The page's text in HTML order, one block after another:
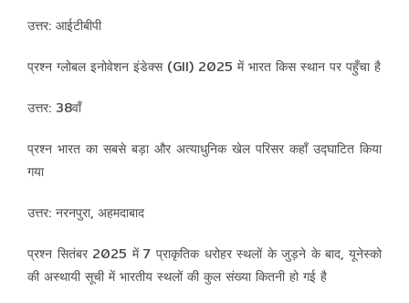
उत्तर: आईटीबीपी
प्रश्न ग्लोबल इनोवेशन इंडेक्स (GII) 2025 में भारत किस स्थान पर पहुँचा है
उत्तर: 38वाँ
प्रश्न भारत का सबसे बड़ा और अत्याधुनिक खेल परिसर कहाँ उद्घाटित किया
गया
उत्तर: नरनपुरा, अहमदाबाद
प्रश्न सितंबर 2025 में 7 प्राकृतिक धरोहर स्थलों के जुड़ने के बाद, यूनेस्को
की अस्थायी सूची में भारतीय स्थलों की कुल संख्या कितनी हो गई है